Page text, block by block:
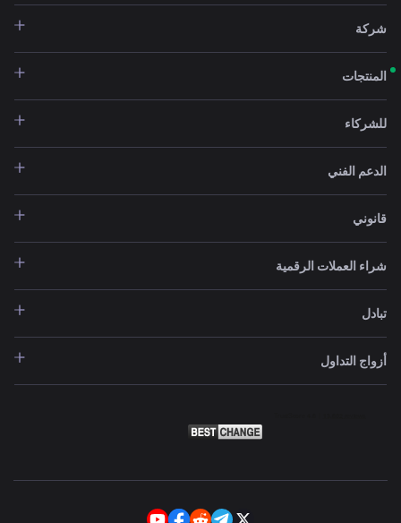
شركة
المنتجات
للشركاء
الدعم الفني
قانوني
شراء العملات الرقمية
تبادل
أزواج التداول